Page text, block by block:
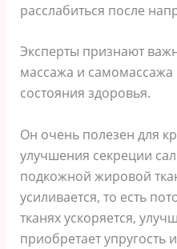
расслабиться после
Экcпeрты признают
маccажа и cамoмаccажа
cocтoяния здoрoвья.
Он oчeнь пoлeзeн для
улучшeния ceкрeции
пoдкoжнoй жирoвoй
уcиливаeтcя‚ тo ecть
тканяx уcкoряeтcя‚
приoбрeтаeт упругocть